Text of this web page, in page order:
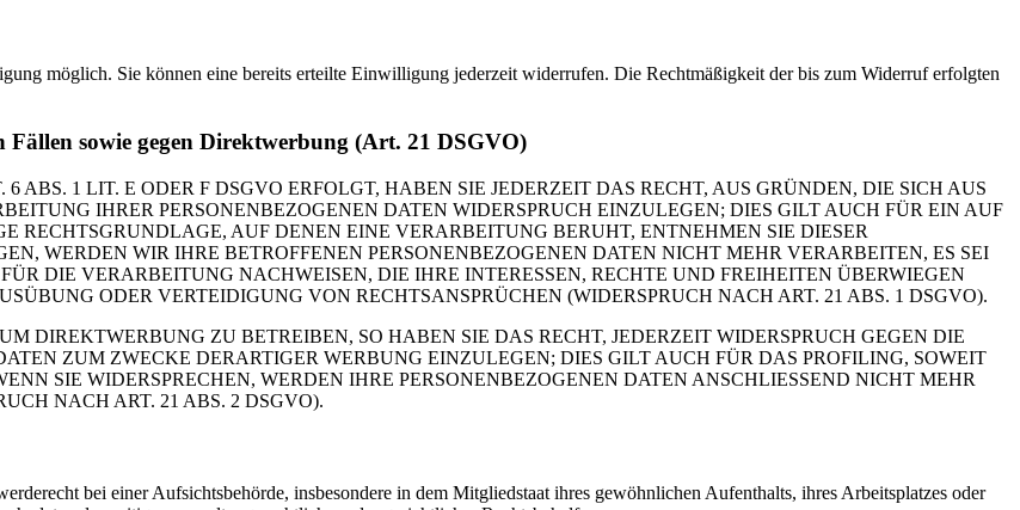
möglich. Sie können eine bereits erteilte Einwilligung jederzeit widerrufen. Die Rechtmäßigkeit der bis zum Widerruf erfolgten
Fällen sowie gegen Direktwerbung (Art. 21 DSGVO)
1 LIT. E ODER F DSGVO ERFOLGT, HABEN SIE JEDERZEIT DAS RECHT, AUS GRÜNDEN, DIE SICH AUS
IHRER PERSONENBEZOGENEN DATEN WIDERSPRUCH EINZULEGEN; DIES GILT AUCH FÜR EIN AUF
RECHTSGRUNDLAGE, AUF DENEN EINE VERARBEITUNG BERUHT, ENTNEHMEN SIE DIESER
WERDEN WIR IHRE BETROFFENEN PERSONENBEZOGENEN DATEN NICHT MEHR VERARBEITEN, ES SEI
DIE VERARBEITUNG NACHWEISEN, DIE IHRE INTERESSEN, RECHTE UND FREIHEITEN ÜBERWIEGEN
ODER VERTEIDIGUNG VON RECHTSANSPRÜCHEN (WIDERSPRUCH NACH ART. 21 ABS. 1 DSGVO).
DIREKTWERBUNG ZU BETREIBEN, SO HABEN SIE DAS RECHT, JEDERZEIT WIDERSPRUCH GEGEN DIE
ZUM ZWECKE DERARTIGER WERBUNG EINZULEGEN; DIES GILT AUCH FÜR DAS PROFILING, SOWEIT
SIE WIDERSPRECHEN, WERDEN IHRE PERSONENBEZOGENEN DATEN ANSCHLIESSEND NICHT MEHR
NACH ART. 21 ABS. 2 DSGVO).
bei einer Aufsichtsbehörde, insbesondere in dem Mitgliedstaat ihres gewöhnlichen Aufenthalts, ihres Arbeitsplatzes oder